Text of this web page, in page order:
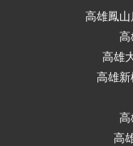
高雄鳳
高
高雄
高雄
高
高